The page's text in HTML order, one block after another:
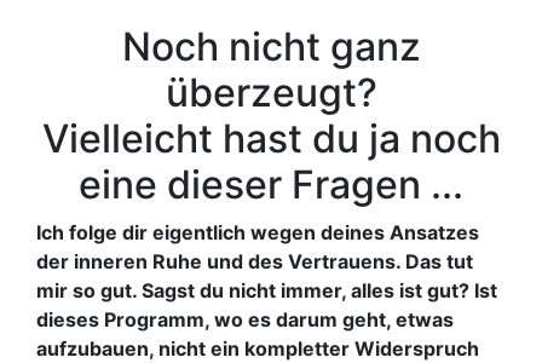
Noch nicht ganz
überzeugt?
Vielleicht hast du ja noch
eine dieser Fragen ...
Ich folge dir eigentlich wegen deines Ansatzes
der inneren Ruhe und des Vertrauens. Das tut
mir so gut. Sagst du nicht immer, alles ist gut? Ist
dieses Programm, wo es darum geht, etwas
aufzubauen, nicht ein kompletter Widerspruch